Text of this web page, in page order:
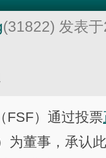
(31822) 发表
FSF）通过投票
为董事，承认